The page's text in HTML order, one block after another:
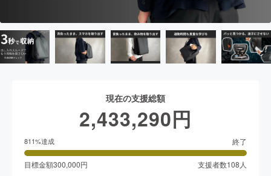
現在の支援総額
2,433,290円
811%達成 終了
目標金額300,000円 支援者数108 人